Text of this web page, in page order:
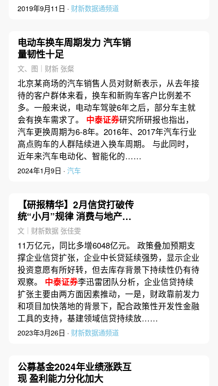
2019年9月11日 · 财新数据通频道
电动车换车周期发力 汽车销
量韧性十足
文、图｜财新 张粲
北京某商场的汽车销售人员对财新表示，从去年接
待的客户群体来看，换车和新购车客户比例差不
多。一般来说，电动车驾驶6年之后，部分车主就
会有换车需求了。 中泰证券研究所研报也指出，
汽车更换周期为6-8年。2016年、2017年汽车行业
高点购车的人群陆续进入换车周期。 与此同时，
近年来汽车电动化、智能化的……
2024年1月9日 · 汽车
【研报精华】2月信贷打破传
统“小月”规律 消费与地产融
资需求仍偏弱
文｜财新数据 张佳雯
11万亿元，同比多增6048亿元。 政策叠加预期支
撑企业信贷扩张，企业中长贷延续强势，显示企业
投资意愿有所好转，但去库存背景下持续性仍有待
观察。 中泰证券李迅雷团队分析，企业信贷持续
扩张主要由两方面因素推动，一是，财政靠前发力
和项目加快落地的背景下，配合政策性开发性金融
工具的支持，基建领域信贷持续放……
2023年3月26日 · 财新数据通频道
公募基金2024年业绩涨跌互
现 盈利能力分化加大